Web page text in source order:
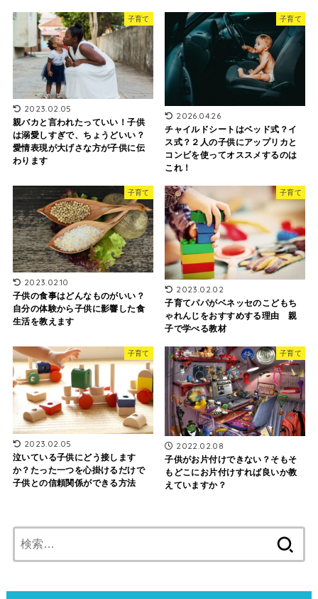
子育て
2023.02.05
親バカと言われたっていい！子供
は溺愛しすぎで、ちょうどいい？
愛情表現が大げさな方が子供に伝
わります
子育て
2026.04.26
チャイルドシートはベッド式？イ
ス式？２人の子供にアップリカと
コンビを使ってオススメするのは
これ！
子育て
2023.02.10
子供の食事はどんなものがいい？
自分の体験から子供に影響した食
生活を教えます
子育て
2023.02.02
子育てパパがベネッセのこどもち
ゃれんじをおすすめする理由 親
子で学べる教材
子育て
2023.02.05
泣いている子供にどう接します
か？たった一つを心掛けるだけで
子供との信頼関係ができる方法
子育て
2022.02.08
子供がお片付けできない？そもそ
もどこにお片付けすれば良いか教
えていますか？
索: